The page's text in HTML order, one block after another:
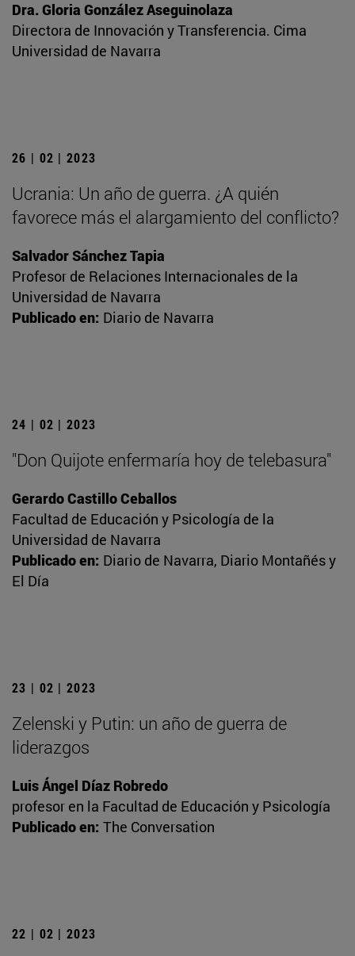
Dra. Gloria González Aseguinolaza
Directora de Innovación y Transferencia. Cima
Universidad de Navarra
26 | 02 | 2023
Ucrania: Un año de guerra. ¿A quién
favorece más el alargamiento del conflicto?
Salvador Sánchez Tapia
Profesor de Relaciones Internacionales de la
Universidad de Navarra
Publicado en: Diario de Navarra
24 | 02 | 2023
"Don Quijote enfermaría hoy de telebasura"
Gerardo Castillo Ceballos
Facultad de Educación y Psicología de la
Universidad de Navarra
Publicado en: Diario de Navarra, Diario Montañés y
El Día
23 | 02 | 2023
Zelenski y Putin: un año de guerra de
liderazgos
Luis Ángel Díaz Robredo
profesor en la Facultad de Educación y Psicología
Publicado en: The Conversation
22 | 02 | 2023